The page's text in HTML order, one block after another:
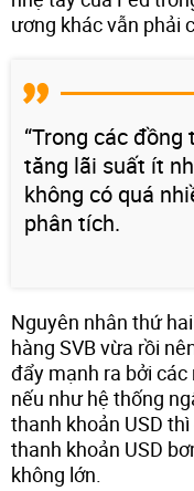
ương khác vẫn phải
“Trong các
tăng lãi suất ít
không có quá
phân tích.
Nguyên nhân thứ
hàng SVB vừa rồi
đẩy mạnh ra bởi
nếu như hệ thống
thanh khoản USD
thanh khoản USD
không lớn.